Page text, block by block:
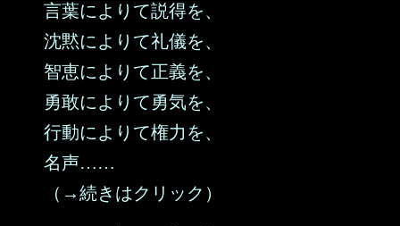
言葉によりて説得を、
沈黙によりて礼儀を、
智恵によりて正義を、
勇敢によりて勇気を、
行動によりて権力を、
名声……
（→続きはクリック）